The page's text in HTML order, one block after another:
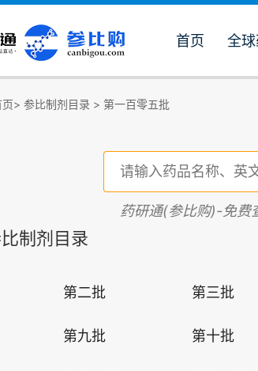
首页 全
页> 参比制剂目录 > 第一百零五批
药研通(参比购)-免费
制剂目录
第二批 第三批
第九批 第十批